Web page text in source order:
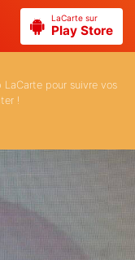
LaCarte sur
Play Store
pour suivre vos
!